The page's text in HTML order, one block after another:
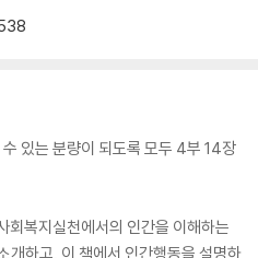
있는 분량이 되도록 모두 4부 14장
회복지실천에서의 인간을 이해하는
개하고, 이 책에서 인간행동을 설명하